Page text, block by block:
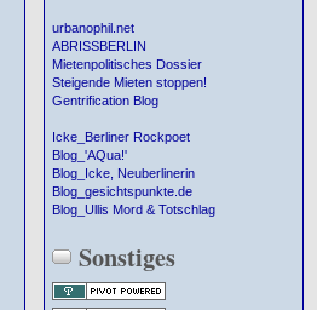
urbanophil.net
ABRISSBERLIN
Mietenpolitisches Dossier
Steigende Mieten stoppen!
Gentrification Blog
Icke_Berliner Rockpoet
Blog_'AQua!'
Blog_Icke, Neuberlinerin
Blog_gesichtspunkte.de
Blog_Ullis Mord & Totschlag
Sonstiges